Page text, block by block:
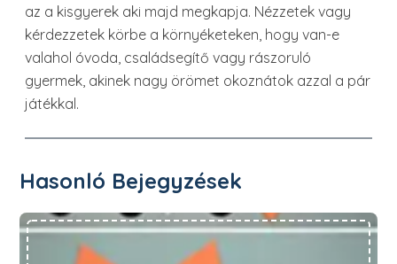
az a kisgyerek aki majd megkapja. Nézzetek vagy
kérdezzetek körbe a környéketeken, hogy van-e
valahol óvoda, családsegítő vagy rászoruló
gyermek, akinek nagy örömet okoznátok azzal a pár
játékkal.
Hasonló Bejegyzések